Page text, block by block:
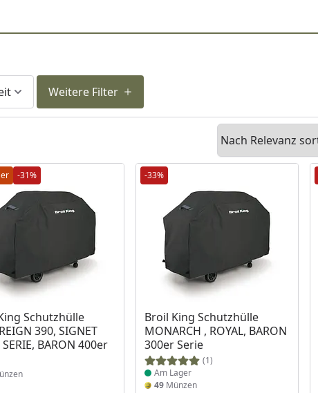
Weitere Filter
Sortieren
-31%
Schutzhülle
390, SIGNET
BARON 400er
-33%
Broil King Schutzhülle
MONARCH , ROYAL, BARON
300er Serie
(1)
Produkt am Lager
Am Lager
49 Münzen